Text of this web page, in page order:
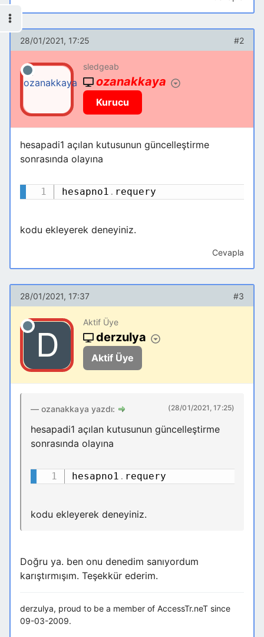
28/01/2021, 17:25 #2
sledgeab
ozanakkaya
Kurucu
hesapadi1 açılan kutusunun güncelleştirme
sonrasında olayına
hesapno1 . requery
kodu ekleyerek deneyiniz.
Cevapla
28/01/2021, 17:37 #3
Aktif Üye
derzulya
Aktif Üye
(28/01/2021, 17:25)
ozanakkaya yazdı:
hesapadi1 açılan kutusunun güncelleştirme
sonrasında olayına
hesapno1 . requery
kodu ekleyerek deneyiniz.
Doğru ya. ben onu denedim sanıyordum
karıştırmışım. Teşekkür ederim.
derzulya, proud to be a member of AccessTr.neT since
09-03-2009.